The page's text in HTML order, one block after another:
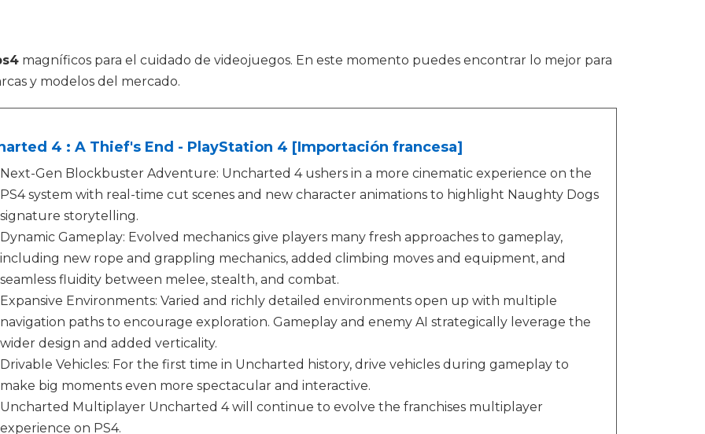
magníficos para el cuidado de videojuegos. En este momento puedes encontrar lo mejor para
y modelos del mercado.
4 : A Thief's End - PlayStation 4 [Importación francesa]
Next-Gen Blockbuster Adventure: Uncharted 4 ushers in a more cinematic experience on the
PS4 system with real-time cut scenes and new character animations to highlight Naughty Dogs
signature storytelling.
Dynamic Gameplay: Evolved mechanics give players many fresh approaches to gameplay,
including new rope and grappling mechanics, added climbing moves and equipment, and
seamless fluidity between melee, stealth, and combat.
Expansive Environments: Varied and richly detailed environments open up with multiple
navigation paths to encourage exploration. Gameplay and enemy AI strategically leverage the
wider design and added verticality.
Drivable Vehicles: For the first time in Uncharted history, drive vehicles during gameplay to
make big moments even more spectacular and interactive.
Uncharted Multiplayer Uncharted 4 will continue to evolve the franchises multiplayer
experience on PS4.